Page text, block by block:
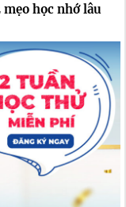
học nhớ lâu